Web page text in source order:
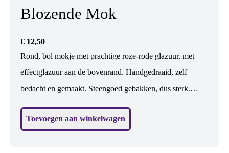
Blozende Mok
€ 12,50
Rond, bol mokje met prachtige roze-rode glazuur, met
effectglazuur aan de bovenrand. Handgedraaid, zelf
bedacht en gemaakt. Steengoed gebakken, dus sterk.
Geschikt voor koffie en thee, maar ook leuk voor wijn,
Toevoegen aan winkelwagen